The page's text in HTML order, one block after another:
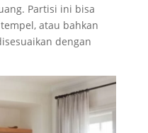
Partisi ini bisa
atau bahkan
dengan